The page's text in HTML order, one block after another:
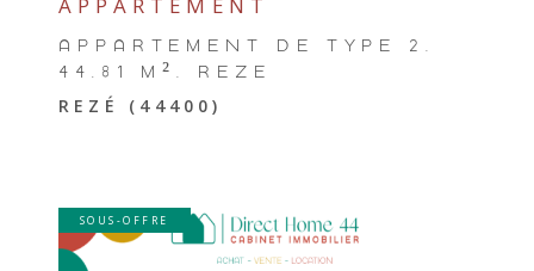
APPARTEMENT DE TYPE 2,
44.81 M², REZÉ
REZÉ (44400)
SOUS-OFFRE